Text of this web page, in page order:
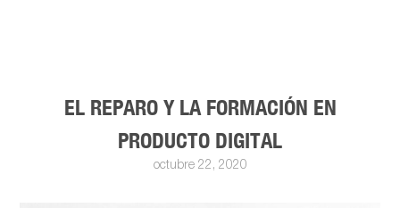
EL REPARO Y LA FORMACIÓN EN
PRODUCTO DIGITAL
octubre 22, 2020